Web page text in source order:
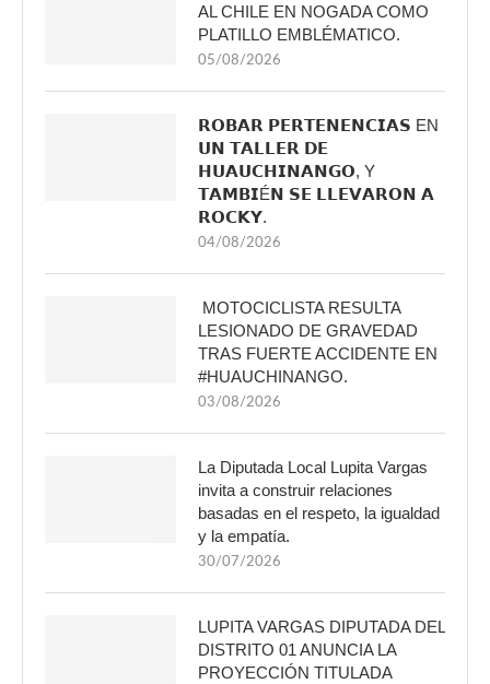
AL CHILE EN NOGADA COMO
PLATILLO EMBLÉMATICO.
05/08/2026
𝗥𝗢𝗕𝗔𝗥 𝗣𝗘𝗥𝗧𝗘𝗡𝗘𝗡𝗖𝗜𝗔𝗦 EN
𝗨𝗡 𝗧𝗔𝗟𝗟𝗘𝗥 𝗗𝗘
𝗛𝗨𝗔𝗨𝗖𝗛𝗜𝗡𝗔𝗡𝗚𝗢, Y
𝗧𝗔𝗠𝗕𝗜É𝗡 𝗦𝗘 𝗟𝗟𝗘𝗩𝗔𝗥𝗢𝗡 𝗔
𝗥𝗢𝗖𝗞𝗬.
04/08/2026
MOTOCICLISTA RESULTA
LESIONADO DE GRAVEDAD
TRAS FUERTE ACCIDENTE EN
#HUAUCHINANGO.
03/08/2026
La Diputada Local Lupita Vargas
invita a construir relaciones
basadas en el respeto, la igualdad
y la empatía.
30/07/2026
LUPITA VARGAS DIPUTADA DEL
DISTRITO 01 ANUNCIA LA
PROYECCIÓN TITULADA